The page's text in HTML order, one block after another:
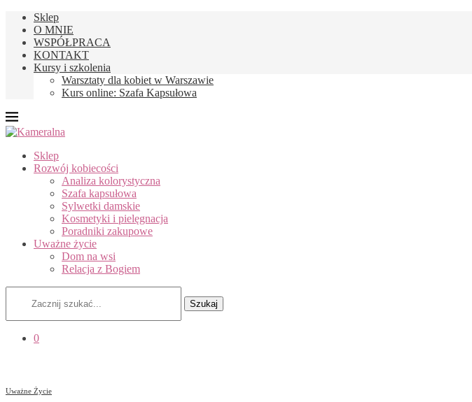
Sklep
O MNIE
WSPÓŁPRACA
KONTAKT
Kursy i szkolenia
Warsztaty dla kobiet w Warszawie
Kurs online: Szafa Kapsułowa
Sklep
Rozwój kobiecości
Analiza kolorystyczna
Szafa kapsułowa
Sylwetki damskie
Kosmetyki i pielęgnacja
Poradniki zakupowe
Uważne życie
Dom na wsi
Relacja z Bogiem
Szukaj
0
Uważne Życie